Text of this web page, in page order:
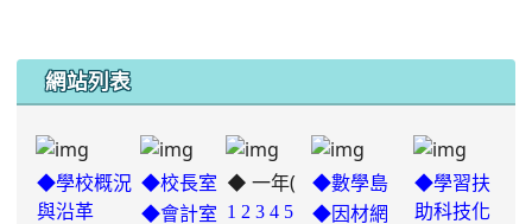
網站列表
◆學校概況
與沿革
◆校長室
◆會計室
◆ 一年(
1 2 3 4 5
◆數學島
◆因材網
◆學習扶
助科技化